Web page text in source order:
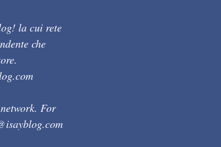
la cui rete
che
For